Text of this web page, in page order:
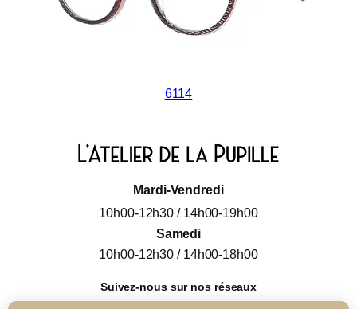
6114
Mardi-Vendredi
10h00-12h30 / 14h00-19h00
Samedi
10h00-12h30 / 14h00-18h00
Suivez-nous sur nos réseaux